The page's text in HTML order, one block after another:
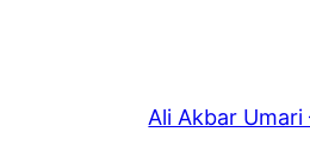
Ali Akbar